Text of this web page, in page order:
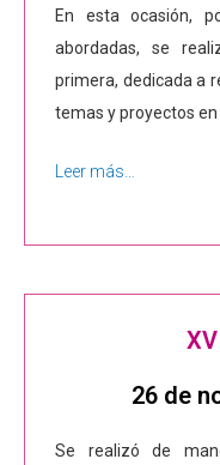
En esta ocasión,
abordadas, se
primera, dedicada a
temas y proyectos en
Leer más…
26 de
Se realizó de